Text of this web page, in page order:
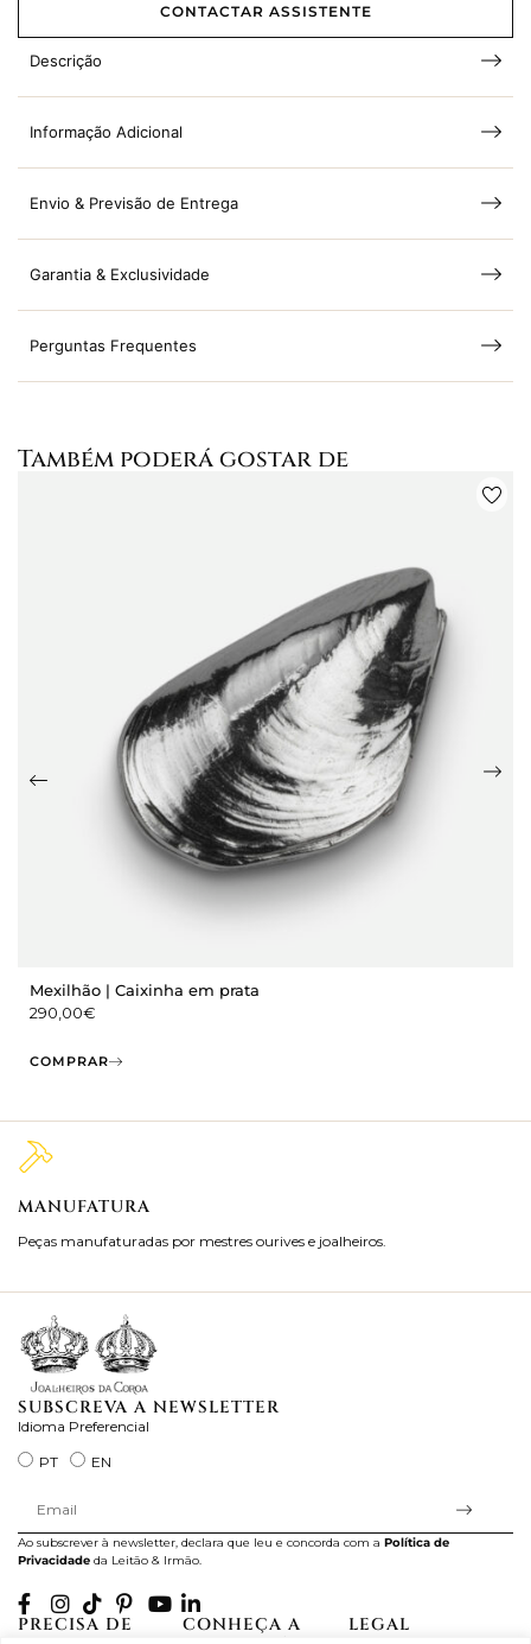
CONTACTAR ASSISTENTE
Descrição
Informação Adicional
Envio & Previsão de Entrega
Garantia & Exclusividade
Perguntas Frequentes
Também poderá gostar de
Mexilhão | Caixinha em prata
290,00€
COMPRAR
MANUFATURA
Peças manufaturadas por mestres ourives e joalheiros.
SUBSCREVA A NEWSLETTER
Idioma Preferencial
PT
EN
Ao subscrever à newsletter, declara que leu e concorda com a Política de
Privacidade da Leitão & Irmão.
PRECISA DE
CONHEÇA A
LEGAL